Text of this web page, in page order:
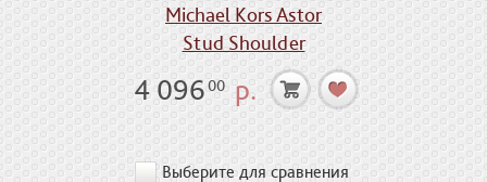
Michael Kors Astor
Stud Shoulder
4 09600р.
Выберите для сравнения